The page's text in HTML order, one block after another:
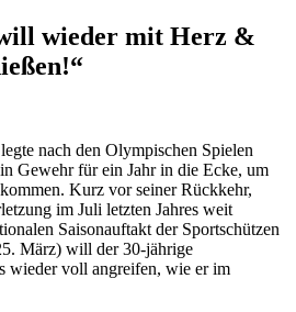
wieder mit Herz &
nach den Olympischen Spielen
Gewehr für ein Jahr in die Ecke, um
Kurz vor seiner Rückkehr,
im Juli letzten Jahres weit
Saisonauftakt der Sportschützen
März) will der 30-jährige
wieder voll angreifen, wie er im